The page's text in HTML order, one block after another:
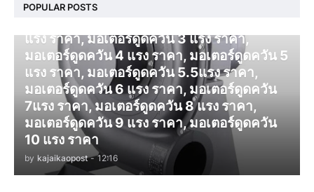
POPULAR POSTS
แรง ราคา, มอเตอร์ดูดควัน 3 แรง ราคา,
มอเตอร์ดูดควัน 4 แรง ราคา, มอเตอร์ดูดควัน 5
แรง ราคา, มอเตอร์ดูดควัน 5.5แรง ราคา,
มอเตอร์ดูดควัน 6 แรง ราคา, มอเตอร์ดูดควัน
7แรง ราคา, มอเตอร์ดูดควัน 8 แรง ราคา,
มอเตอร์ดูดควัน 9 แรง ราคา, มอเตอร์ดูดควัน
10 แรง ราคา
by kajaikaopost - 12:16